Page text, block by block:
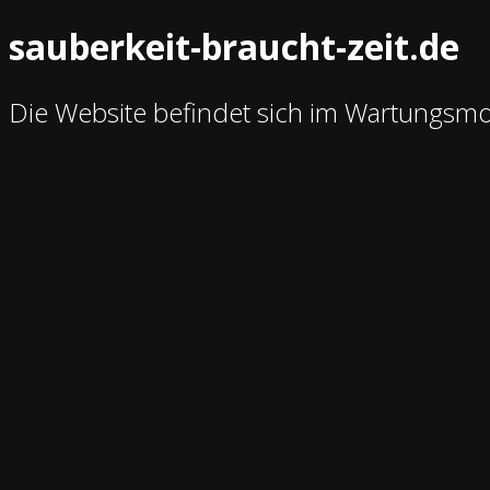
sauberkeit-braucht-zeit.de
Die Website befindet sich im